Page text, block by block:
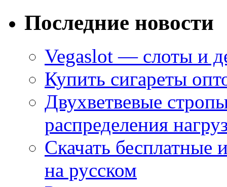
Последние новости
Vegaslot — слоты и
Купить сигареты
Двухветвевые
распределения
Скачать
на русском